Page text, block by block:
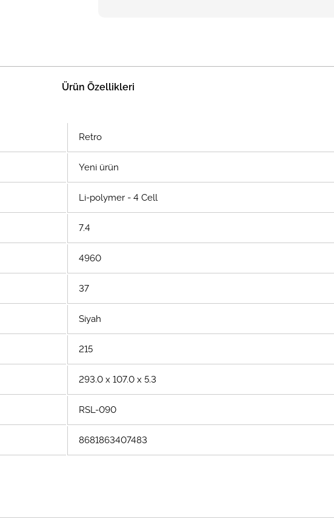
Ürün Özellikleri
Retro
Yeni ürün
Li-polymer - 4 Cell
7.4
4960
37
Siyah
215
293.0 x 107.0 x 5.3
RSL-090
8681863407483